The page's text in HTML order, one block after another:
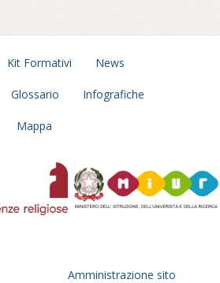
Kit Formativi News
Glossario Infografiche
Mappa
Amministrazione sito